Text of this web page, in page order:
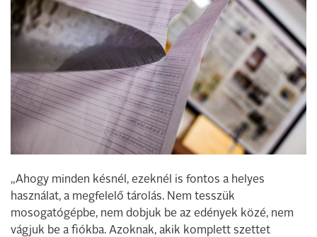
„Ahogy minden késnél, ezeknél is fontos a helyes
használat, a megfelelő tárolás. Nem tesszük
mosogatógépbe, nem dobjuk be az edények közé, nem
vágjuk be a fiókba. Azoknak, akik komplett szettet